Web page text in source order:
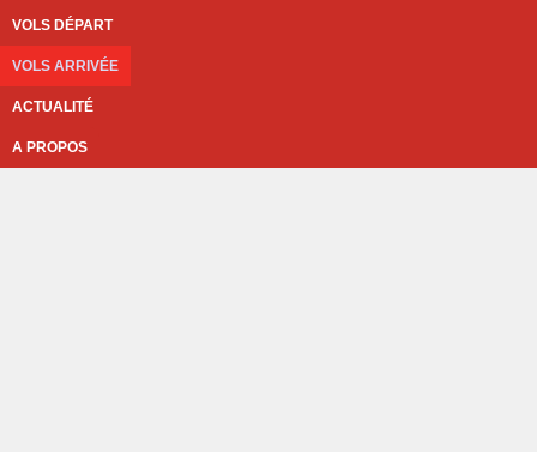
VOLS DÉPART
VOLS ARRIVÉE
ACTUALITÉ
A PROPOS